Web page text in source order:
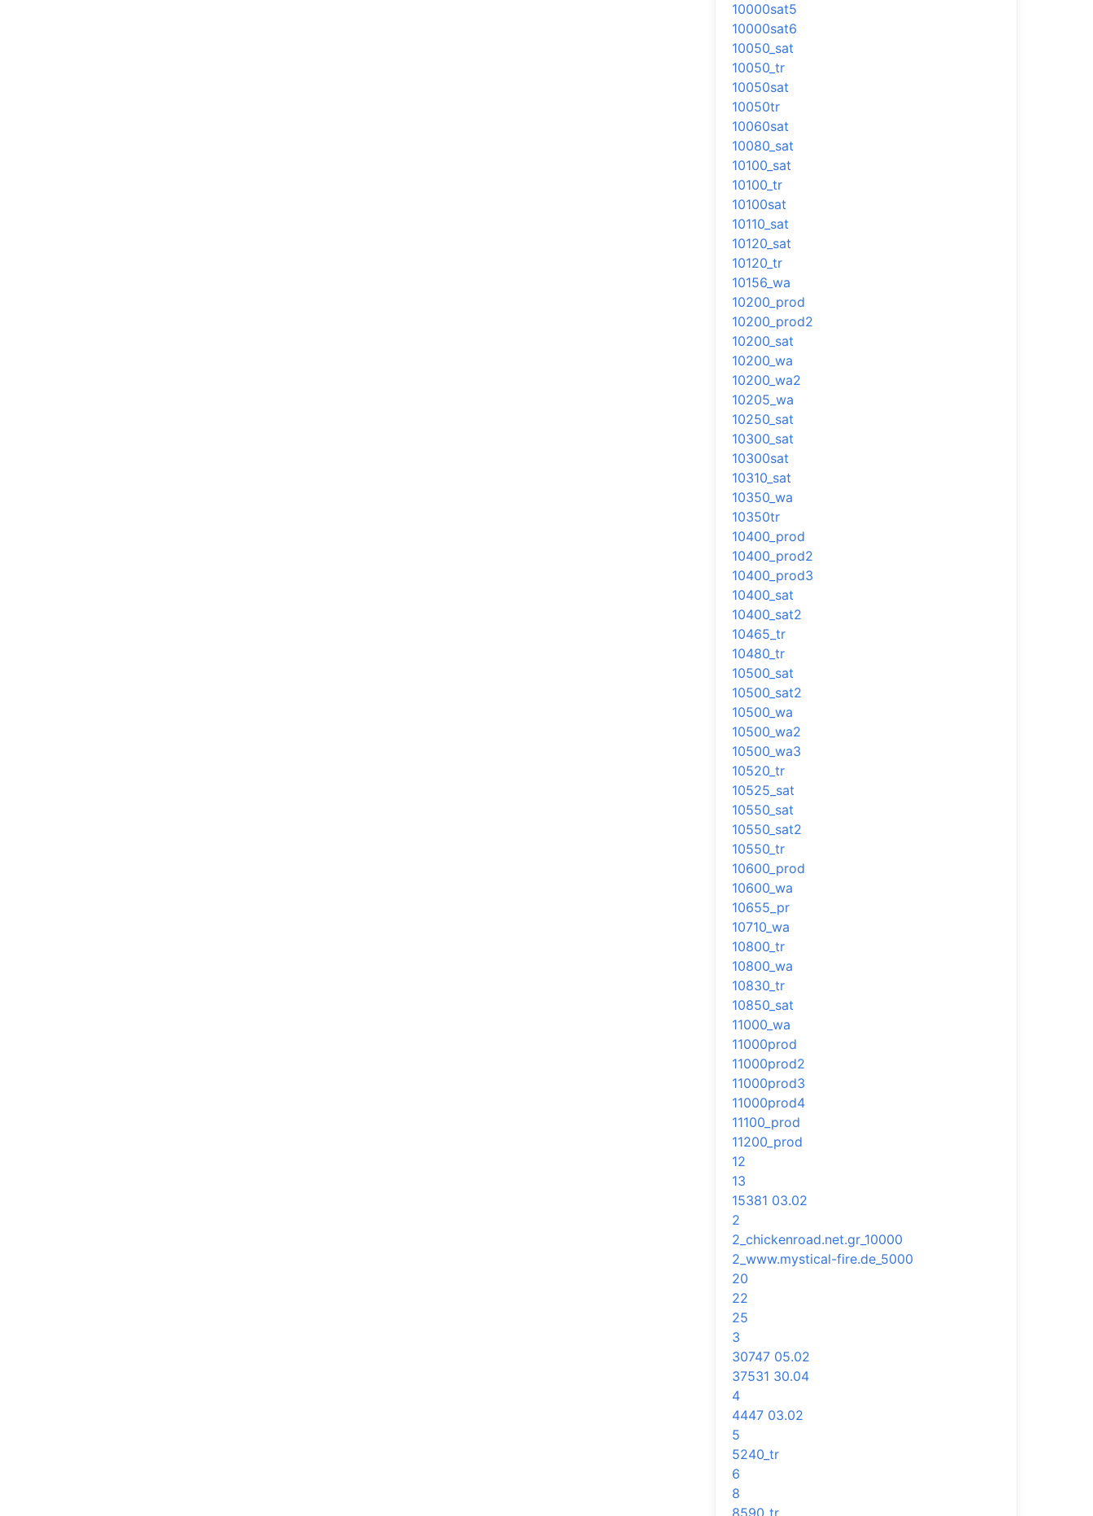
10000sat5
10000sat6
10050_sat
10050_tr
10050sat
10050tr
10060sat
10080_sat
10100_sat
10100_tr
10100sat
10110_sat
10120_sat
10120_tr
10156_wa
10200_prod
10200_prod2
10200_sat
10200_wa
10200_wa2
10205_wa
10250_sat
10300_sat
10300sat
10310_sat
10350_wa
10350tr
10400_prod
10400_prod2
10400_prod3
10400_sat
10400_sat2
10465_tr
10480_tr
10500_sat
10500_sat2
10500_wa
10500_wa2
10500_wa3
10520_tr
10525_sat
10550_sat
10550_sat2
10550_tr
10600_prod
10600_wa
10655_pr
10710_wa
10800_tr
10800_wa
10830_tr
10850_sat
11000_wa
11000prod
11000prod2
11000prod3
11000prod4
11100_prod
11200_prod
12
13
15381 03.02
2
2_chickenroad.net.gr_10000
2_www.mystical-fire.de_5000
20
22
25
3
30747 05.02
37531 30.04
4
4447 03.02
5
5240_tr
6
8
8590_tr